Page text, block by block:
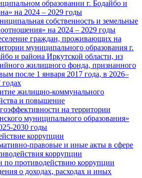
образовании г. Бодайбо и
на 2024 – 2029 годы
собственность и земельные
на 2024 – 2029 годы
граждан, проживающих на
муниципального образования г.
и района Иркутской области, из
жилищного фонда, признанного
после 1 января 2017 года, в 2026–
годах
жилищно-коммунального
и повышение
на территории
муниципального образования»
2030 годы
коррупции
правовые и иные акты в сфере
коррупции
по противодействию коррупции
о доходах, расходах и иных